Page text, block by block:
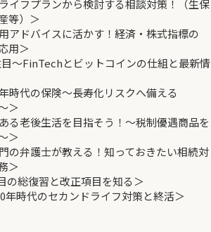
プランから検討する相談対策！（生保
＞
バイスに活かす！経済・株式指標の
とビットコインの仕組と最新情
の保険～長寿化リスクへ備える
後生活を目指そう！～税制優遇商品を
護士が教える！知っておきたい相続対
復習と改正項目を知る＞
代のセカンドライフ対策と終活＞